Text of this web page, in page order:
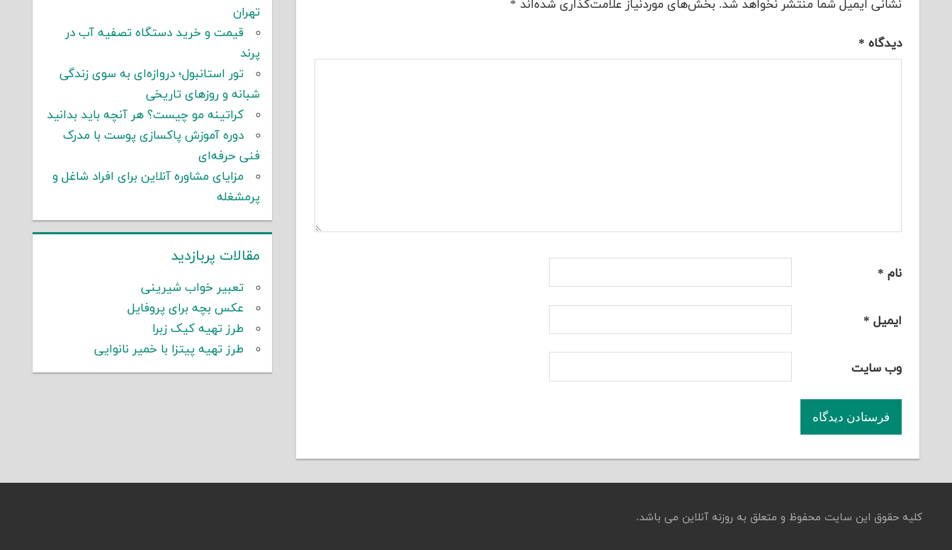
نشانی ایمیل شما منتشر نخواهد شد. بخش‌های موردنیاز علامت‌گذاری شده‌اند *
دیدگاه *
نام *
ایمیل *
وب‌ سایت
تهران
قیمت و خرید دستگاه تصفیه آب در
پرند
تور استانبول؛ دروازه‌ای به سوی زندگی
شبانه و روزهای تاریخی
کراتینه مو چیست؟ هر آنچه باید بدانید
دوره آموزش پاکسازی پوست با مدرک
فنی حرفه‌ای
مزایای مشاوره آنلاین برای افراد شاغل و
پرمشغله
مقالات پربازدید
تعبیر خواب شیرینی
عکس بچه برای پروفایل
طرز تهیه کیک زبرا
طرز تهیه پیتزا با خمیر نانوایی
کلیه حقوق این سایت محفوظ و متعلق به روزنه آنلاین می باشد.